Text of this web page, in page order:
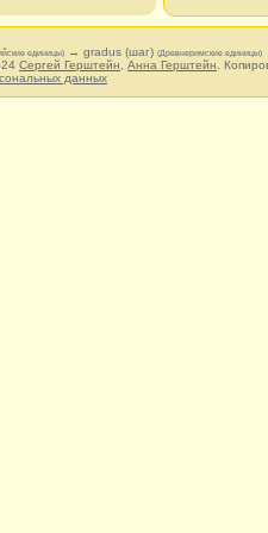
единицы) → gradus (шаг) (Древнеримские единицы)
Сергей Герштейн Анна Герштейн .
данных